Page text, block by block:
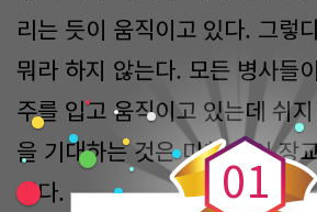
리는 듯이 움직이고 있다. 그렇
뭐라 하지 않는다. 모든 병사들
주를 입고 움직이고 있는데 쉬
을 기대하는 것은 미친 광이 장
이다.
0
0
1